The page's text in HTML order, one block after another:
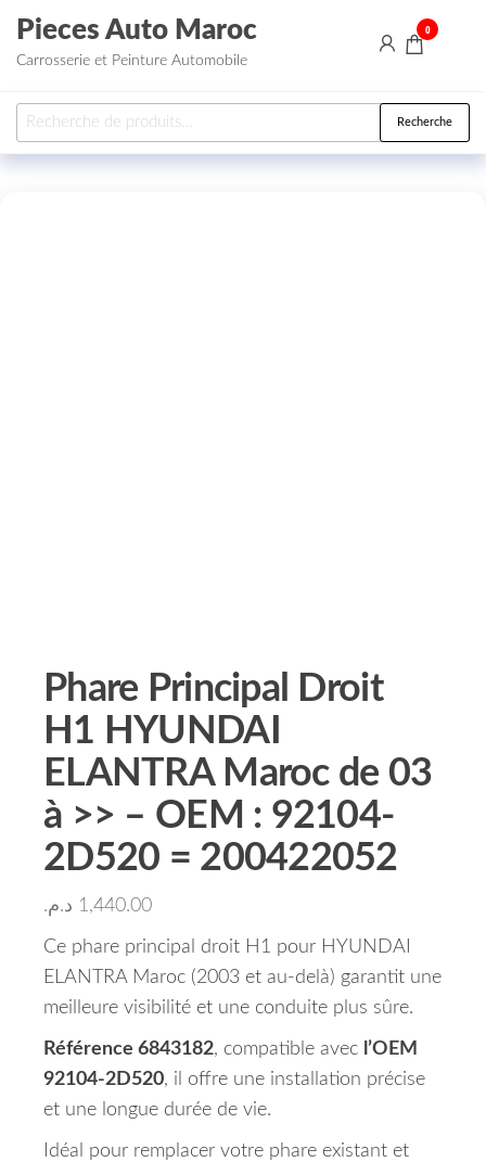
Aller au contenu
Pieces Auto Maroc
Carrosserie et Peinture Automobile
0
Recherche pour : Recherche
Phare Principal Droit
H1 HYUNDAI
ELANTRA Maroc de 03
à >> – OEM : 92104-
2D520 = 200422052
1,440.00 د.م.
Ce phare principal droit H1 pour HYUNDAI
ELANTRA Maroc (2003 et au-delà) garantit une
meilleure visibilité et une conduite plus sûre.
Référence 6843182, compatible avec l’OEM
92104-2D520, il offre une installation précise
et une longue durée de vie.
Idéal pour remplacer votre phare existant et